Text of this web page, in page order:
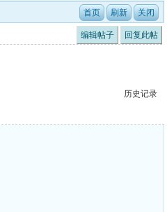
编辑帖子 回复此帖
历史记录